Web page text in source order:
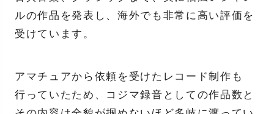
ルの作品を発表し、海外でも非常に高い評価を
受けています。
アマチュアから依頼を受けたレコード制作も
行っていたため、コジマ録音としての作品数と